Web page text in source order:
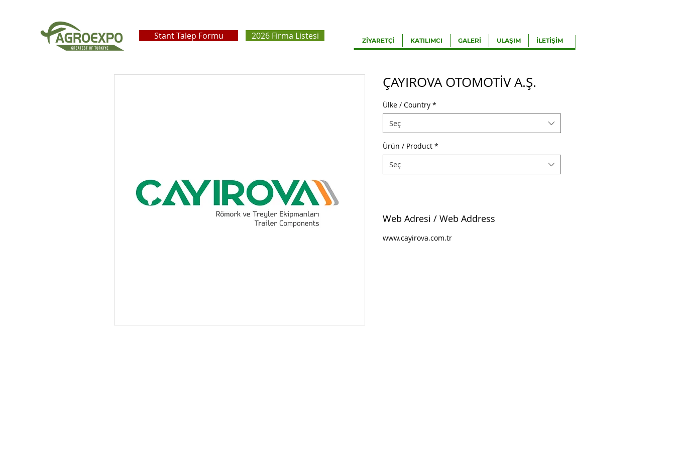
Stant Talep Formu 2026 Firma Listesi ZİYARETÇİ KATILIMCI GALERİ ULAŞIM İLETİŞİM
ÇAYIROVA OTOMOTİV A.Ş.
Ülke / Country *
Seç
Ürün / Product *
Seç
Web Adresi / Web Address
www.cayirova.com.tr